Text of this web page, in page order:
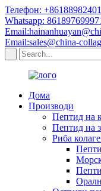
Телефон:
Whatsapp:
Email:sales@china-
Дома
Производи
Пептид на
Пептид на
Риба